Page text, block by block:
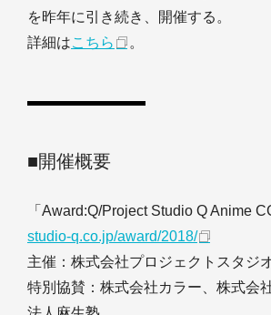
を昨年に引き続き、開催する。
詳細はこちら 。
■開催概要
「Award:Q/Project Studio Q Anime
studio-q.co.jp/award/2018/
主催：株式会社プロジェクトスタジ
特別協賛：株式会社カラー、株式会